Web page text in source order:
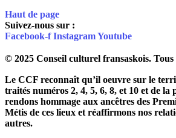
Haut de page
Suivez-nous sur :
Facebook-f InstagramYoutube
© 2025 Conseil culturel fransaskois. Tous
Le CCF reconnaît qu’il oeuvre sur le
traités numéros 2, 4, 5, 6, 8, et 10 et de la
rendons hommage aux ancêtres des
Métis de ces lieux et réaffirmons nos
autres.